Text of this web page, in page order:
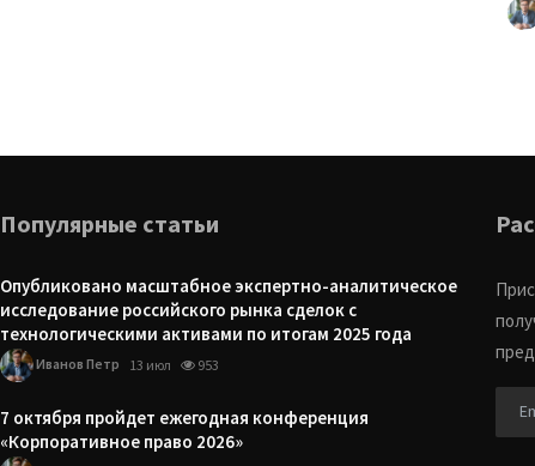
Популярные статьи
Опубликовано масштабное экспертно-аналитическое
исследование российского рынка сделок с
технологическими активами по итогам 2025 года
Иванов Петр 13 июл 953
7 октября пройдет ежегодная конференция
«Корпоративное право 2026»